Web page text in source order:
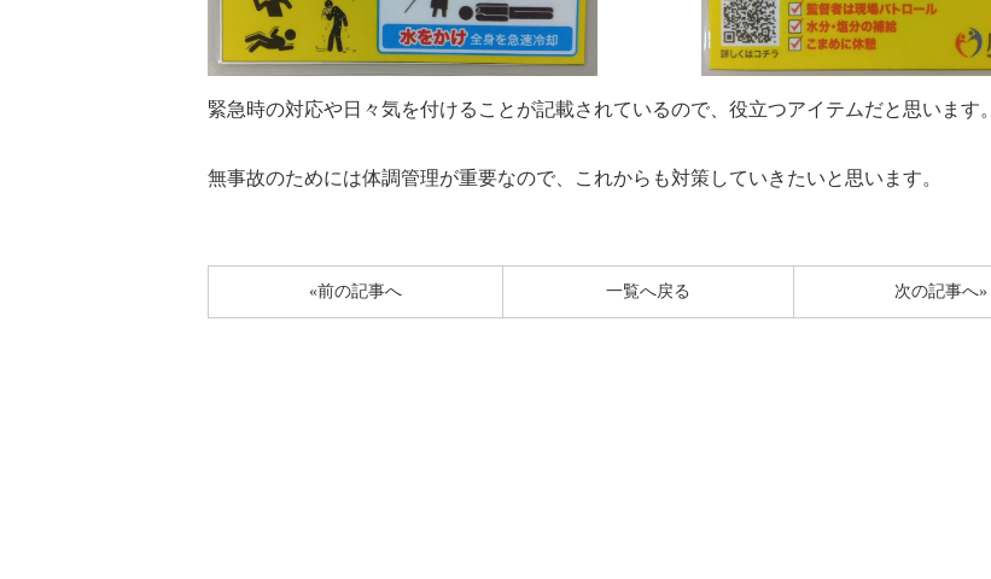
緊急時の対応や日々気を付けることが記載されているので、役立つアイテムだと思います。
無事故のためには体調管理が重要なので、これからも対策していきたいと思います。
«前の記事へ 次の記事へ»
一覧へ戻る